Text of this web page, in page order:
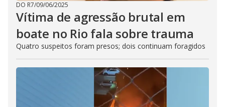
DO R7/09/06/2025
Vítima de agressão brutal em
boate no Rio fala sobre trauma
Quatro suspeitos foram presos; dois continuam foragidos